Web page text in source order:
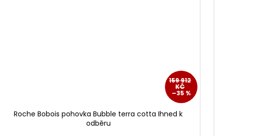
159 912
KČ
–35 %
Roche Bobois pohovka Bubble terra cotta Ihned k
odběru